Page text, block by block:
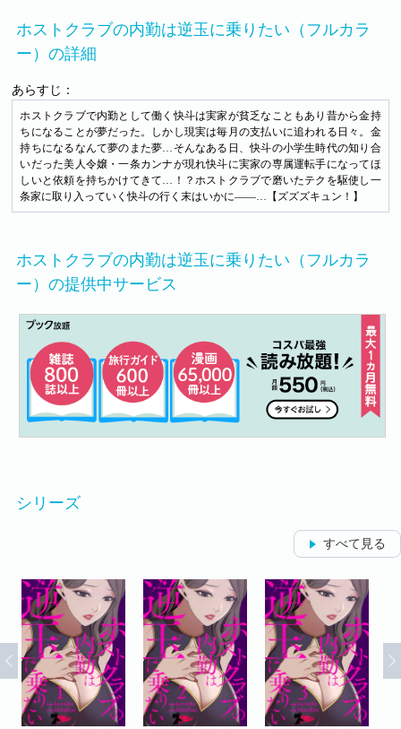
ホストクラブの内勤は逆玉に乗りたい（フルカラ
ー）の詳細
あらすじ：
ホストクラブで内勤として働く快斗は実家が貧乏なこともあり昔から金持
ちになることが夢だった。しかし現実は毎月の支払いに追われる日々。金
持ちになるなんて夢のまた夢…そんなある日、快斗の小学生時代の知り合
いだった美人令嬢・一条カンナが現れ快斗に実家の専属運転手になってほ
しいと依頼を持ちかけてきて…！？ホストクラブで磨いたテクを駆使し一
条家に取り入っていく快斗の行く末はいかに――…【ズズズキュン！】
ホストクラブの内勤は逆玉に乗りたい（フルカラ
ー）の提供中サービス
シリーズ
すべて見る